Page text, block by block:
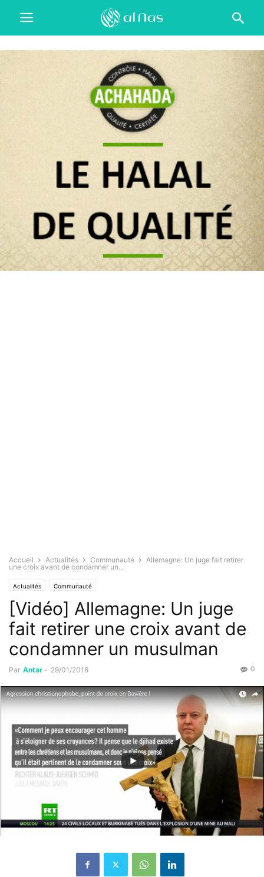
Accueil Actualités Communauté
Allemagne: Un juge fait retirer
une croix avant de condamner un...
Actualités Communauté
[Vidéo] Allemagne: Un juge
fait retirer une croix avant de
condamner un musulman
Par Antar - 29/01/2018 0